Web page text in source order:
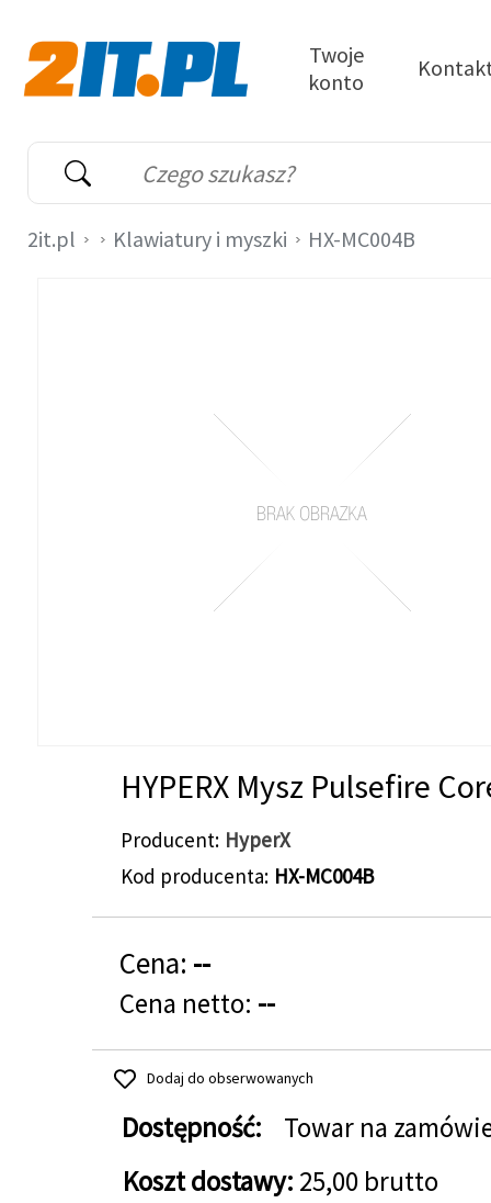
Wyszukiwarka
Słowo kluczowe
Twoje
konto
2it.pl Klawiatury i myszki HX-MC004B
HYPERX Mysz Pulsefire
Producent HyperX
Kod producenta HX-MC004B
Cena: --
Cena netto: --
Dodaj do obserwowanych
Dostępność:
Towar na
Koszt dostawy: 25,00 brutto